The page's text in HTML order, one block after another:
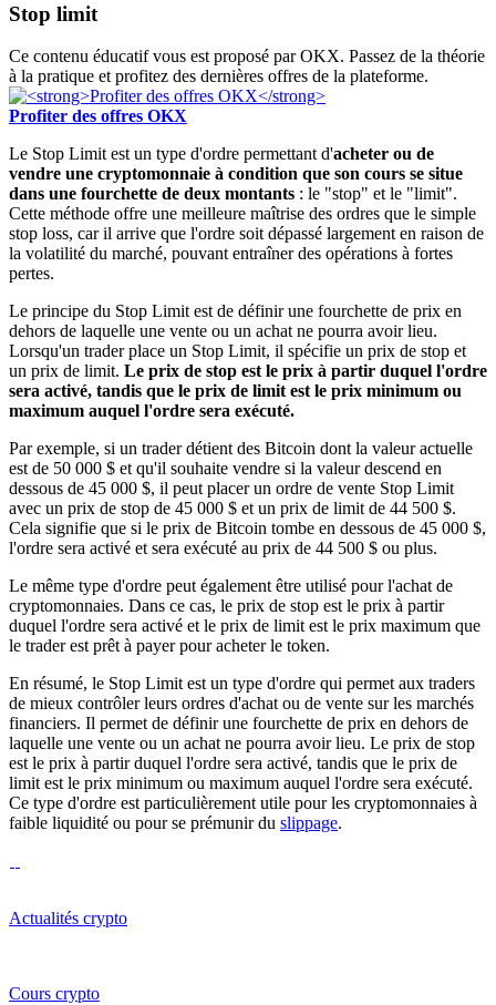
Stop limit
Ce contenu éducatif vous est proposé par OKX. Passez de la théorie
à la pratique et profitez des dernières offres de la plateforme.
Profiter des offres OKX
Le Stop Limit est un type d'ordre permettant d'acheter ou de
vendre une cryptomonnaie à condition que son cours se situe
dans une fourchette de deux montants : le "stop" et le "limit".
Cette méthode offre une meilleure maîtrise des ordres que le simple
stop loss, car il arrive que l'ordre soit dépassé largement en raison de
la volatilité du marché, pouvant entraîner des opérations à fortes
pertes.
Le principe du Stop Limit est de définir une fourchette de prix en
dehors de laquelle une vente ou un achat ne pourra avoir lieu.
Lorsqu'un trader place un Stop Limit, il spécifie un prix de stop et
un prix de limit. Le prix de stop est le prix à partir duquel l'ordre
sera activé, tandis que le prix de limit est le prix minimum ou
maximum auquel l'ordre sera exécuté.
Par exemple, si un trader détient des Bitcoin dont la valeur actuelle
est de 50 000 $ et qu'il souhaite vendre si la valeur descend en
dessous de 45 000 $, il peut placer un ordre de vente Stop Limit
avec un prix de stop de 45 000 $ et un prix de limit de 44 500 $.
Cela signifie que si le prix de Bitcoin tombe en dessous de 45 000 $,
l'ordre sera activé et sera exécuté au prix de 44 500 $ ou plus.
Le même type d'ordre peut également être utilisé pour l'achat de
cryptomonnaies. Dans ce cas, le prix de stop est le prix à partir
duquel l'ordre sera activé et le prix de limit est le prix maximum que
le trader est prêt à payer pour acheter le token.
En résumé, le Stop Limit est un type d'ordre qui permet aux traders
de mieux contrôler leurs ordres d'achat ou de vente sur les marchés
financiers. Il permet de définir une fourchette de prix en dehors de
laquelle une vente ou un achat ne pourra avoir lieu. Le prix de stop
est le prix à partir duquel l'ordre sera activé, tandis que le prix de
limit est le prix minimum ou maximum auquel l'ordre sera exécuté.
Ce type d'ordre est particulièrement utile pour les cryptomonnaies à
faible liquidité ou pour se prémunir du slippage.
Actualités crypto
Cours crypto